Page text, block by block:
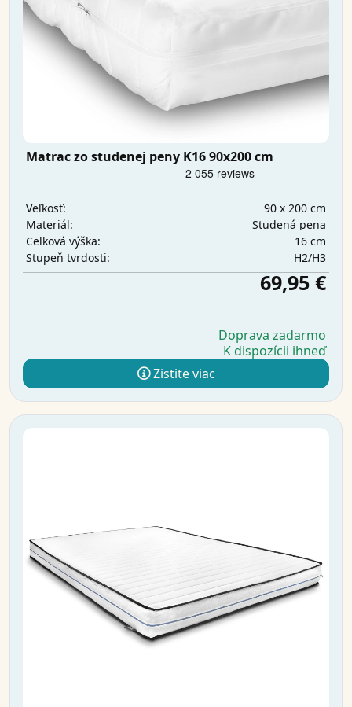
Matrac zo studenej peny K16 90x200 cm
Veľkosť:
90 x 200 cm
Materiál:
Studená pena
Celková výška:
16 cm
Stupeň tvrdosti:
H2/H3
69,95 €
Doprava zadarmo
K dispozícii ihneď
Zistite viac